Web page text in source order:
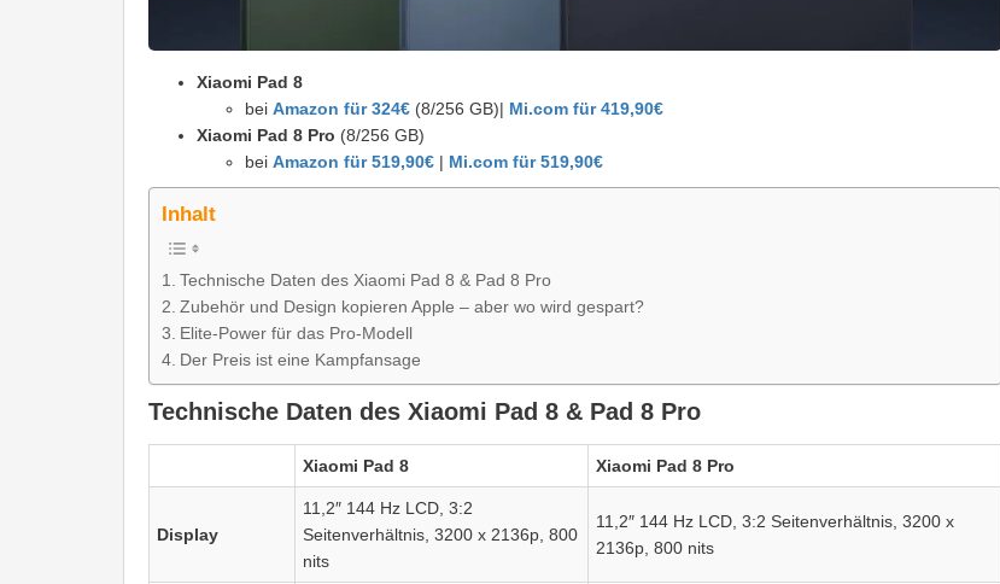
Xiaomi Pad 8
bei Amazon für 324€ (8/256 GB)| Mi.com für 419,90€
Xiaomi Pad 8 Pro (8/256 GB)
bei Amazon für 519,90€ | Mi.com für 519,90€
Inhalt
Technische Daten des Xiaomi Pad 8 & Pad 8 Pro
Zubehör und Design kopieren Apple – aber wo wird gespart?
Elite-Power für das Pro-Modell
Der Preis ist eine Kampfansage
Technische Daten des Xiaomi Pad 8 & Pad 8 Pro
Xiaomi Pad 8 Xiaomi Pad 8 Pro
Display
11,2″ 144 Hz LCD, 3:2
Seitenverhältnis, 3200 x 2136p, 800
nits
11,2″ 144 Hz LCD, 3:2 Seitenverhältnis, 3200 x
2136p, 800 nits